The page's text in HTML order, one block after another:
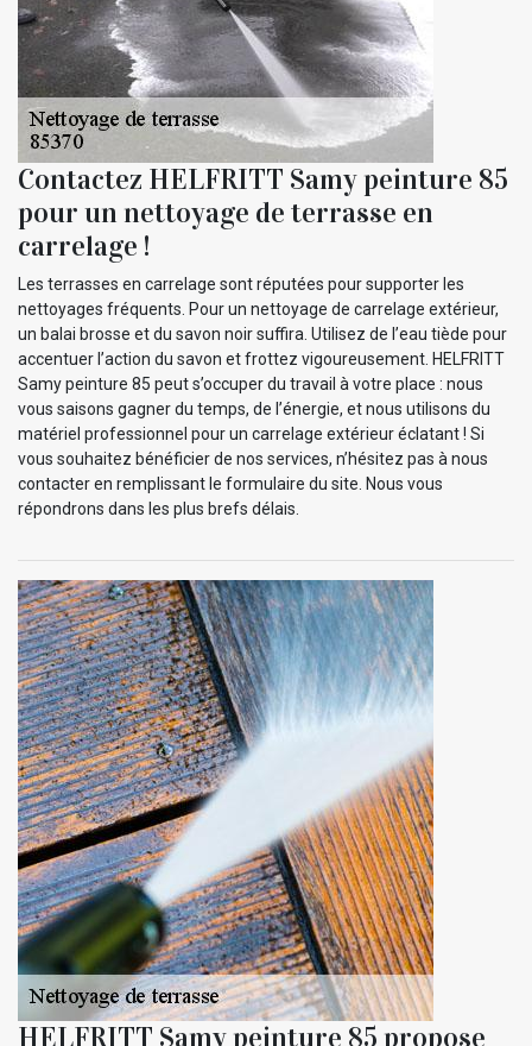
Contactez HELFRITT Samy peinture 85
pour un nettoyage de terrasse en
carrelage !
Les terrasses en carrelage sont réputées pour supporter les
nettoyages fréquents. Pour un nettoyage de carrelage extérieur,
un balai brosse et du savon noir suffira. Utilisez de l’eau tiède pour
accentuer l’action du savon et frottez vigoureusement. HELFRITT
Samy peinture 85 peut s’occuper du travail à votre place : nous
vous saisons gagner du temps, de l’énergie, et nous utilisons du
matériel professionnel pour un carrelage extérieur éclatant ! Si
vous souhaitez bénéficier de nos services, n’hésitez pas à nous
contacter en remplissant le formulaire du site. Nous vous
répondrons dans les plus brefs délais.
HELFRITT Samy peinture 85 propose